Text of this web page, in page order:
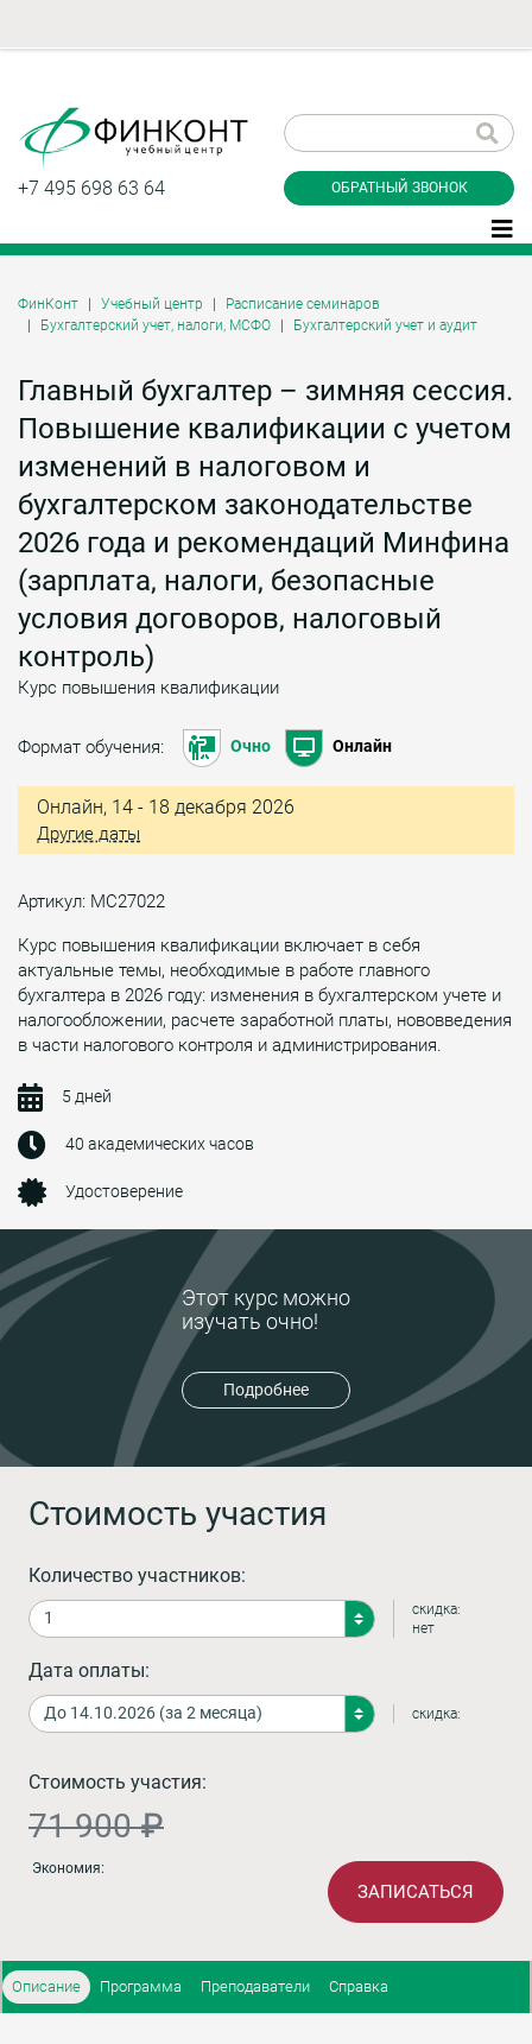
+7 495 698 63 64 ОБРАТНЫЙ ЗВОНОК
Этот курс можно
изучать очно!
Подробнее
ФинКонт Учебный центр
Расписание семинаров
Бухгалтерский учет, налоги, МСФО
Бухгалтерский учет и аудит
Главный бухгалтер – зимняя сессия.
Повышение квалификации с учетом
изменений в налоговом и
бухгалтерском законодательстве
2026 года и рекомендаций Минфина
(зарплата, налоги, безопасные
условия договоров, налоговый
контроль)
Курс повышения квалификации
Формат обучения: Очно Онлайн
Онлайн, 14 - 18 декабря 2026
Другие даты
Артикул: МС27022
Курс повышения квалификации включает в себя
актуальные темы, необходимые в работе главного
бухгалтера в 2026 году: изменения в бухгалтерском учете и
налогообложении, расчете заработной платы, нововведения
в части налогового контроля и администрирования.
5 дней
40 академических часов
Удостоверение
Стоимость участия
Количество участников:
скидка:
нет
Дата оплаты:
скидка:
Стоимость участия:
71 900 ₽
Экономия:
ЗАПИСАТЬСЯ
Описание Программа Преподаватели Справка
звонок
Даю согласие на обработку персональных
конфиденциальности
Заказать